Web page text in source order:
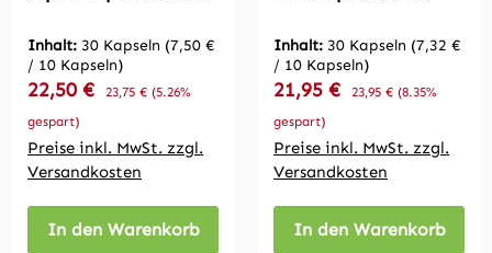
Inhalt: 30 Kapseln (7,50 €
/ 10 Kapseln)
Verkaufspreis:
22,50 € Regulärer Preis:
23,75 € (5.26%
gespart)
Preise inkl. MwSt. zzgl.
Versandkosten
In den Warenkorb
Inhalt: 30 Kapseln (7,32 €
/ 10 Kapseln)
Verkaufspreis:
21,95 € Regulärer Preis:
23,95 € (8.35%
gespart)
Preise inkl. MwSt. zzgl.
Versandkosten
In den Warenkorb